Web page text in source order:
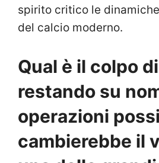
spirito critico le
del calcio moderno.
Qual è il colpo
restando su
operazioni
cambierebbe il